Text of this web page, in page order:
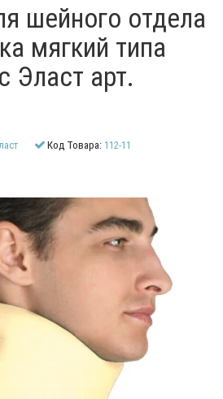
шейного отдела
мягкий типа
Эласт арт.
Код Товара: 112-11